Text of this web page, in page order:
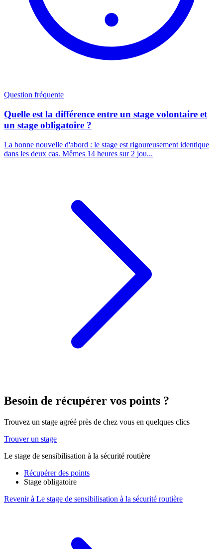
Question fréquente
Quelle est la différence entre un stage volontaire et
un stage obligatoire ?
La bonne nouvelle d'abord : le stage est rigoureusement identique
dans les deux cas. Mêmes 14 heures sur 2 jou...
Besoin de récupérer vos points ?
Trouvez un stage agréé près de chez vous en quelques clics
Trouver un stage
Le stage de sensibilisation à la sécurité routière
Récupérer des points
Stage obligatoire
Revenir à Le stage de sensibilisation à la sécurité routière